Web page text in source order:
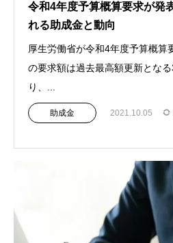
令和4年度予算概算要求が発
れる助成金と動向
厚生労働省が令和4年度予算概算
の要求額は過去最高額更新とな
り、...
助成金 2021.10.05